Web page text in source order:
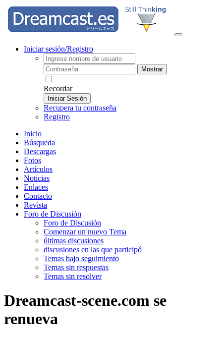
Iniciar sesión/Registro
Mostrar
Recordar
Iniciar Sesión
Recupera tu contraseña
Registro
Inicio
Búsqueda
Descargas
Fotos
Artículos
Noticias
Enlaces
Contacto
Revista
Foro de Discusión
Foro de Discusión
Comenzar un nuevo Tema
últimas discusiones
discusiones en las que participó
Temas bajo seguimiento
Temas sin respuestas
Temas sin resolver
Dreamcast-scene.com se
renueva